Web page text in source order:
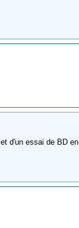
d'un essai de BD en